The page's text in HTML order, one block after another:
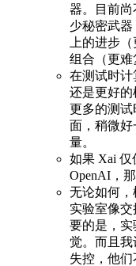
器。目前尚
少秘密武
上的进步
组合（更难
在测试时
还是更好的
更多的测
面，稍微
量。
如果 Xai 仅
OpenAI，
无论如何
实验室像
要的是，
觉。而且
失控，他们